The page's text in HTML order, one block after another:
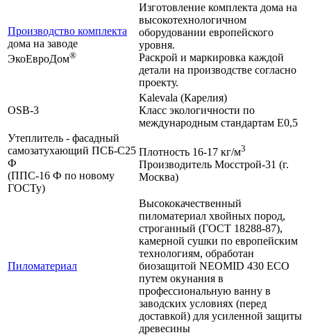
Производство комплекта
дома на заводе
ЭкоЕвроДом®
Изготовление комплекта дома на
высокотехнологичном
оборудовании европейского
уровня.
Раскрой и маркировка каждой
детали на производстве согласно
проекту.
OSB-3
Kalevala (Карелия)
Класс экологичности по
международным стандартам Е0,5
Утеплитель - фасадный
самозатухающий ПСБ-С25
Ф
(ППС-16 Ф по новому
ГОСТу)
Плотность 16-17 кг/м3
Производитель Мосстрой-31 (г.
Москва)
Пиломатериал
Высококачественный
пиломатериал хвойных пород,
строганный (ГОСТ 18288-87),
камерной сушки по европейским
технологиям, обработан
биозащитой NEOMID 430 ЕСО
путем окунания в
профессиональную ванну в
заводских условиях (перед
доставкой) для усиленной защиты
древесины